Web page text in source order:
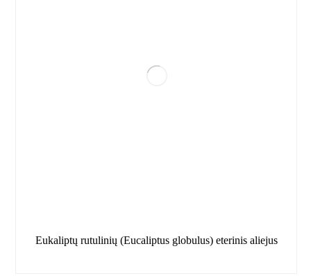
Eukaliptų rutulinių (Eucaliptus globulus) eterinis aliejus